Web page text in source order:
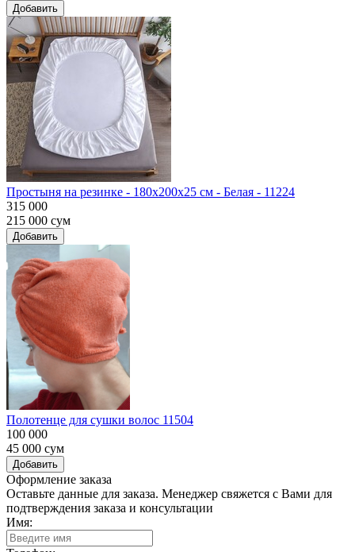
Добавить
Простыня на резинке - 180x200x25 cм - Белая - 11224
315 000
215 000 сум
Добавить
Полотенце для сушки волос 11504
100 000
45 000 сум
Добавить
Оформление заказа
Оставьте данные для заказа. Менеджер свяжется с Вами для
подтверждения заказа и консультации
Имя: